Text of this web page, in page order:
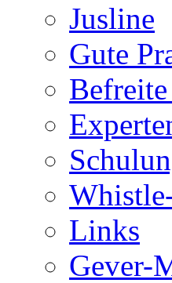
Jusline
Gute
Links
Gever-